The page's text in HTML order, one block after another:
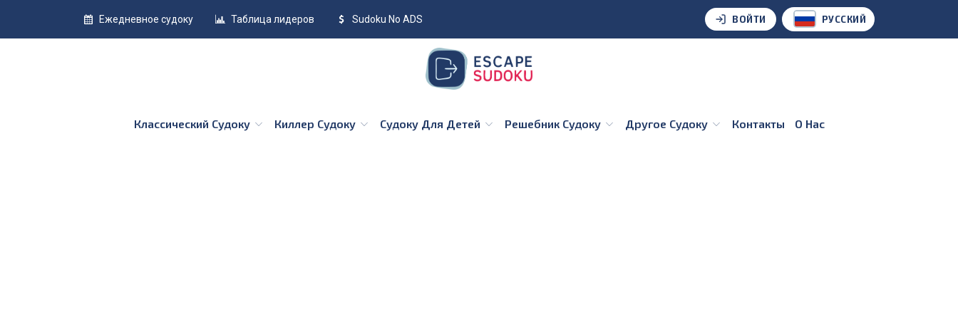
Ежедневное судоку Таблица лидеров Sudoku No ADS ВОЙТИ РУССКИЙ
Классический Судоку Киллер Судоку Судоку Для Детей Решебник Судоку Другое Судоку Контакты О Нас